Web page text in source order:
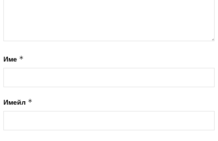
Име *
Имейл *